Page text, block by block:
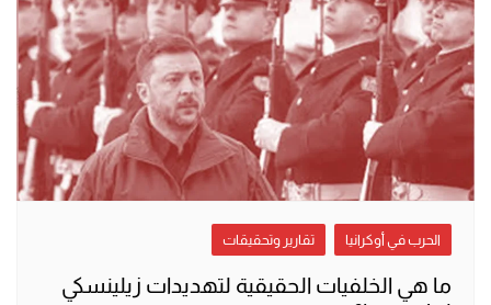
الحرب في أوكرانيا تقارير وتحقيقات
ما هي الخلفيات الحقيقية لتهديدات زيلينسكي